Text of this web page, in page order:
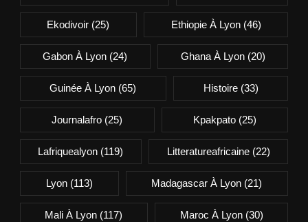
Ekodivoir (25) Ethiopie À Lyon(46)
Gabon À Lyon (24) Ghana À Lyon(20)
Guinée À Lyon (65) Histoire(33)
Journalafro (25) Kpakpato(25)
Lafriquealyon (119) Litteratureafricaine(22)
Lyon(113) Madagascar À Lyon (21)
Mali À Lyon (117) Maroc À Lyon(30)